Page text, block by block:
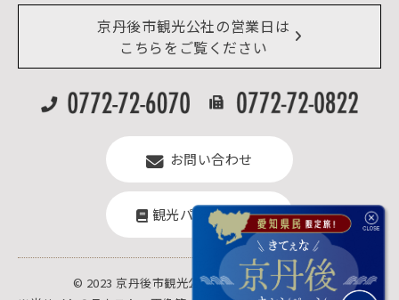
デジタル観光パンフレット
リアルタイム道路情報
よくある質問
京丹後市観光公社の営業日は
こちらをご覧ください
お問い合わせ
観光パンフレット
© 2023 京丹後市観光公社.All rights reserved.